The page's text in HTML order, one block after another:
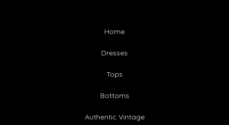
Home
Dresses
Tops
Bottoms
Authentic Vintage